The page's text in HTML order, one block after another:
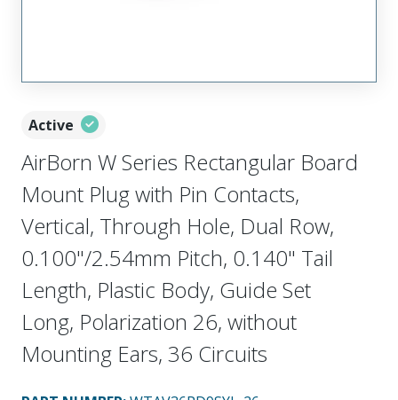
Active
AirBorn W Series Rectangular Board
Mount Plug with Pin Contacts,
Vertical, Through Hole, Dual Row,
0.100"/2.54mm Pitch, 0.140" Tail
Length, Plastic Body, Guide Set
Long, Polarization 26, without
Mounting Ears, 36 Circuits